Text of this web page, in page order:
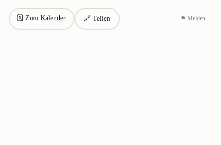
🗓 Zum Kalender 🔗 Teilen ⚑ Melden